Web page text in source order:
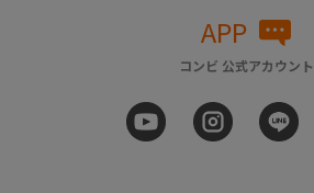
APP
コンビ 公式アカウント